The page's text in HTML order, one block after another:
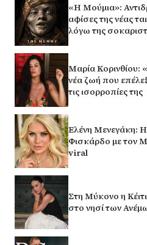
«Η Μούμια»:
αφίσες της νέας
λόγω της
Μαρία Κορινθίου:
νέα ζωή που
τις ισορροπίες της
Ελένη Μενεγάκη:
Φισκάρδο με τον
viral
Στη Μύκονο η
στο νησί των